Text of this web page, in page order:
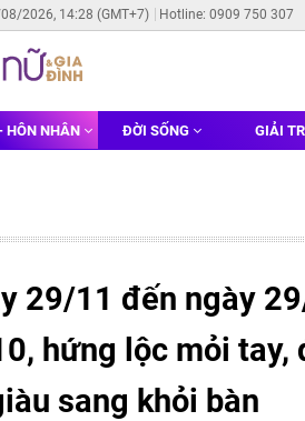
2026, 14:28 (GMT+7) Hotline: 0909 750 307
HÔN NHÂN ĐỜI SỐNG GIẢI
29/11 đến ngày
hứng lộc mỏi tay,
sang khỏi bàn